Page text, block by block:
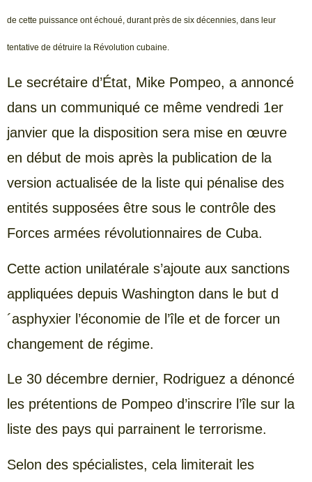
de cette puissance ont échoué, durant près de six décennies, dans leur
tentative de détruire la Révolution cubaine.
Le secrétaire d’État, Mike Pompeo, a annoncé
dans un communiqué ce même vendredi 1er
janvier que la disposition sera mise en œuvre
en début de mois après la publication de la
version actualisée de la liste qui pénalise des
entités supposées être sous le contrôle des
Forces armées révolutionnaires de Cuba.
Cette action unilatérale s’ajoute aux sanctions
appliquées depuis Washington dans le but d
´asphyxier l’économie de l’île et de forcer un
changement de régime.
Le 30 décembre dernier, Rodriguez a dénoncé
les prétentions de Pompeo d’inscrire l’île sur la
liste des pays qui parrainent le terrorisme.
Selon des spécialistes, cela limiterait les